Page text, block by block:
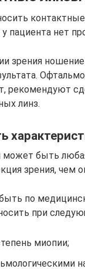
пациента нет
зрения
рекомендуют
линз.
быть
зрения, чем
по
при
миопии;